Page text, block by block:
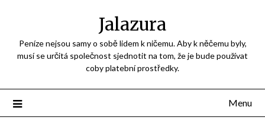
Jalazura
Peníze nejsou samy o sobě lidem k ničemu. Aby k něčemu byly,
musí se určitá společnost sjednotit na tom, že je bude používat
coby platební prostředky.
Menu